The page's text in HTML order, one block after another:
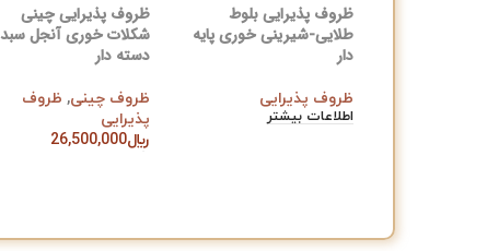
ظروف پذیرایی بلوط
طلایی-شیرینی خوری پایه
دار
ظروف پذیرایی
اطلاعات بیشتر
ظروف پذیرایی چینی
شکلات خوری آنجل سبد
دسته دار
ظروف چینی, ظروف
پذیرایی
﷼26,500,000